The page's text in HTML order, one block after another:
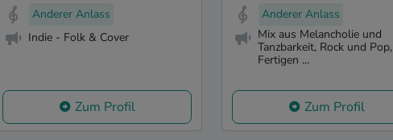
Anderer Anlass
Indie - Folk & Cover
Zum Profil
Anderer Anlass
Mix aus Melancholie und
Tanzbarkeit, Rock und Pop,
Fertigen ...
Zum Profil